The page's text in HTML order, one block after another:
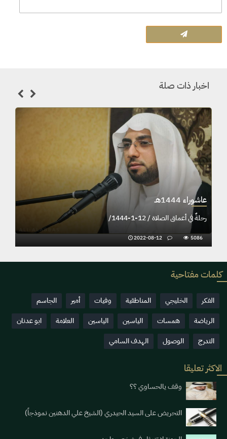
اخبار ذات صلة
عاشوراء 1444هـ
رحلةٌ في أعماق الصلاة / 12-1-1444/ / 11-1-1444
كلمات مفتاحية
الفكر الخليجي المناطقية وفيات أمير
الجاسم
الرياضة
همسات الياسين الياسين العلامة
ابو عدنان
التدرج
الوصول الهدف السامي
الاكثر تعليقا
وقف يالحساوي ؟؟
التحريض على السيد الحيدري (الشيخ علي الدهنين نموذجاً)